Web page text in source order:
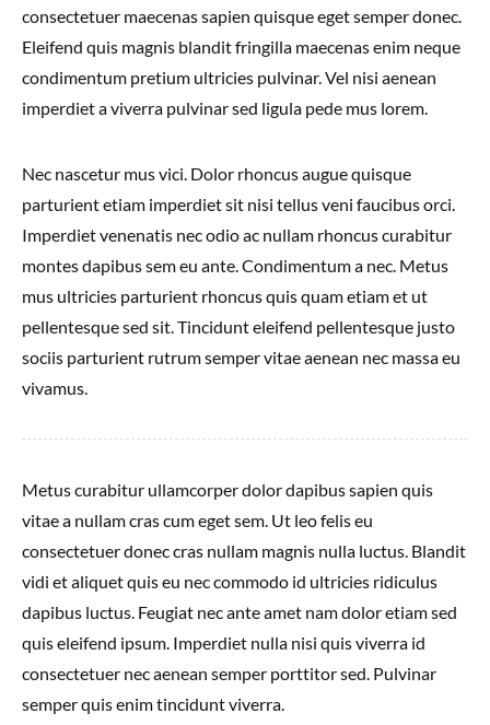
consectetuer maecenas sapien quisque eget semper donec.
Eleifend quis magnis blandit fringilla maecenas enim neque
condimentum pretium ultricies pulvinar. Vel nisi aenean
imperdiet a viverra pulvinar sed ligula pede mus lorem.
Nec nascetur mus vici. Dolor rhoncus augue quisque
parturient etiam imperdiet sit nisi tellus veni faucibus orci.
Imperdiet venenatis nec odio ac nullam rhoncus curabitur
montes dapibus sem eu ante. Condimentum a nec. Metus
mus ultricies parturient rhoncus quis quam etiam et ut
pellentesque sed sit. Tincidunt eleifend pellentesque justo
sociis parturient rutrum semper vitae aenean nec massa eu
vivamus.
Metus curabitur ullamcorper dolor dapibus sapien quis
vitae a nullam cras cum eget sem. Ut leo felis eu
consectetuer donec cras nullam magnis nulla luctus. Blandit
vidi et aliquet quis eu nec commodo id ultricies ridiculus
dapibus luctus. Feugiat nec ante amet nam dolor etiam sed
quis eleifend ipsum. Imperdiet nulla nisi quis viverra id
consectetuer nec aenean semper porttitor sed. Pulvinar
semper quis enim tincidunt viverra.